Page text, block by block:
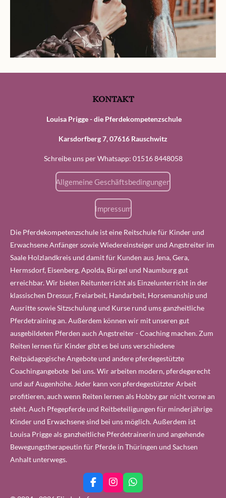
KONTAKT
Louisa Prigge - die Pferdekompetenzschule
Karsdorfberg 7, 07616 Rauschwitz
Schreibe uns per Whatsapp: 01516 8448058
Allgemeine Geschäftsbedingungen
Impressum
Die Pferdekompetenzschule ist eine Reitschule für Kinder und
Erwachsene Anfänger sowie Wiedereinsteiger und Angstreiter im
Saale Holzlandkreis und damit für Kunden aus Jena, Gera,
Hermsdorf, Eisenberg, Apolda, Bürgel und Naumburg gut
erreichbar. Wir bieten Reitunterricht als Einzelunterricht in der
klassischen Dressur, Freiarbeit, Handarbeit, Horsemanship und
Ausritte sowie Sitzschulung und Kurse rund ums ganzheitliche
Pferdetraining an. Außerdem können wir mit unseren gut
ausgebildeten Pferden auch Angstreiter - Coaching machen. Zum
Reiten lernen für Kinder gibt es bei uns verschiedene
Reitpädagogische Angebote und andere pferdegestützte
Coachingangebote bei uns. Wir arbeiten modern, pferdegerecht
und auf Augenhöhe. Jeder kann von pferdegestützter Arbeit
profitieren, auch wenn Reiten lernen als Hobby gar nicht vorne an
steht. Auch Pfegepferde und Reitbeteiligungen für minderjährige
Kinder und Erwachsene sind bei uns möglich. Außerdem ist
Louisa Prigge als ganzheitliche Pferdetrainerin und angehende
Bewegungstherapeutin für Pferde in Thüringen und Sachsen
Anhalt unterwegs.
F
a
I
n
W
h